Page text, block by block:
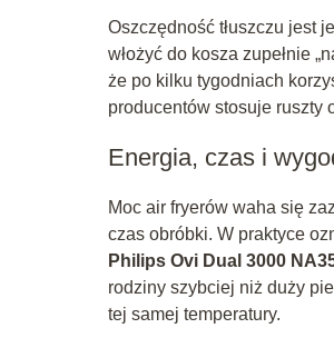
Oszczędność tłuszczu jest
włożyć do kosza zupełnie
że po kilku tygodniach
producentów stosuje ruszty
Energia, czas i
Moc air fryerów waha się
czas obróbki. W praktyce
Philips Ovi Dual 3000
rodziny szybciej niż duży
tej samej temperatury.